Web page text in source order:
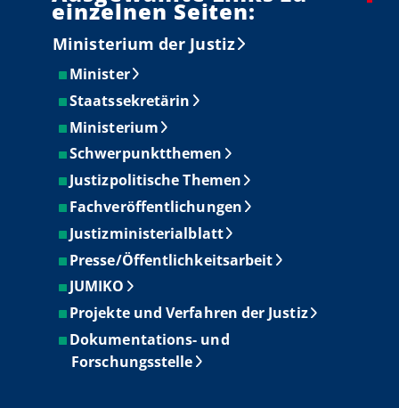
einzelnen Seiten:
Ministerium der Justiz
Minister
Staatssekretärin
Ministerium
Schwerpunktthemen
Justizpolitische Themen
Fachveröffentlichungen
Justizministerialblatt
Presse/Öffentlichkeitsarbeit
JUMIKO
Projekte und Verfahren der Justiz
Dokumentations- und
Forschungsstelle